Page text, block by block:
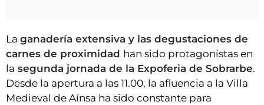
ESQUELAS
CLUB DEL AMIGO MILITANTE
INICIAR SESIÓN
La ganadería extensiva y las degustaciones de
carnes de proximidad han sido protagonistas en
la segunda jornada de la Expoferia de Sobrarbe.
Desde la apertura a las 11.00, la afluencia a la Villa
Medieval de Aínsa ha sido constante para